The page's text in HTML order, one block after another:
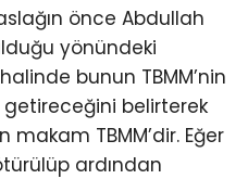
önce Abdullah
yönündeki
bunun TBMM’nin
getireceğini belirterek
TBMM’dir. Eğer
ardından